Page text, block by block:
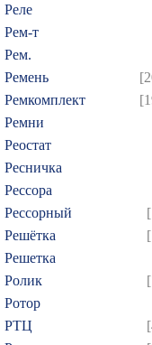
Реле
Рем-т
Рем.
Ремень
Ремкомплект
Ремни
Реостат
Ресничка
Рессора
Рессорный
Решётка
Решетка
Ролик
Ротор
РТЦ